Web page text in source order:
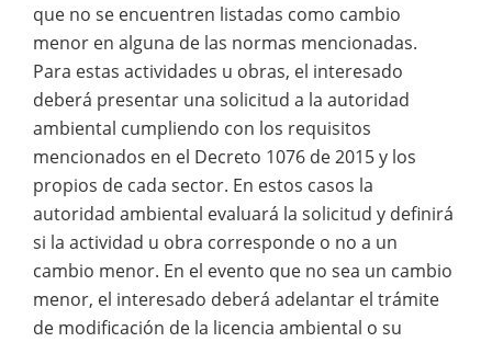
que no se encuentren listadas como cambio
menor en alguna de las normas mencionadas.
Para estas actividades u obras, el interesado
deberá presentar una solicitud a la autoridad
ambiental cumpliendo con los requisitos
mencionados en el Decreto 1076 de 2015 y los
propios de cada sector. En estos casos la
autoridad ambiental evaluará la solicitud y definirá
si la actividad u obra corresponde o no a un
cambio menor. En el evento que no sea un cambio
menor, el interesado deberá adelantar el trámite
de modificación de la licencia ambiental o su